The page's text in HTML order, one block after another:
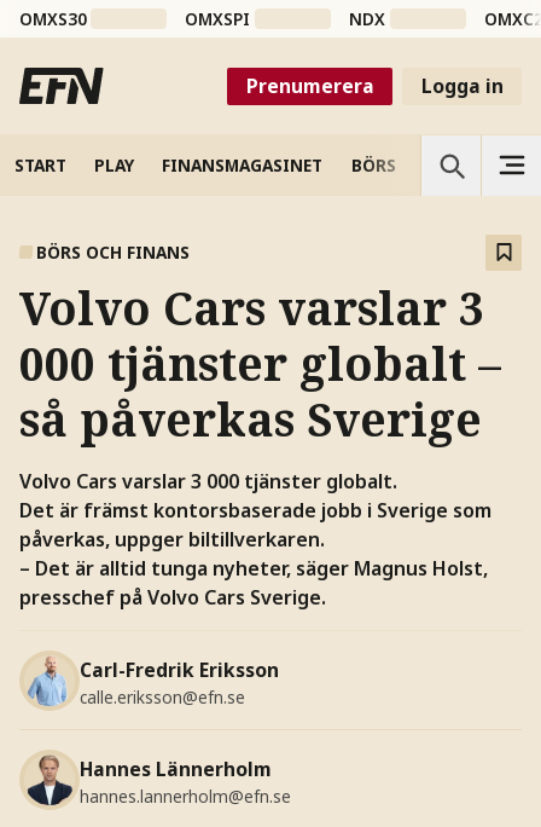
OMXS30 OMXSPI NDX
Prenumerera Logga in
START PLAY FINANSMAGASINET BÖRS VETENSKAP
BÖRS OCH FINANS
Volvo Cars varslar 3
000 tjänster globalt –
så påverkas Sverige
Volvo Cars varslar 3 000 tjänster globalt.
Det är främst kontorsbaserade jobb i Sverige som
påverkas, uppger biltillverkaren.
– Det är alltid tunga nyheter, säger Magnus Holst,
presschef på Volvo Cars Sverige.
Carl-Fredrik Eriksson
calle.eriksson@efn.se
Hannes Lännerholm
hannes.lannerholm@efn.se